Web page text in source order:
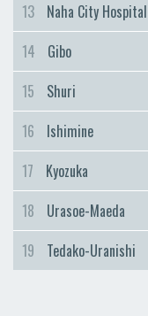
13
Naha City Hospital
14
Gibo
15
Shuri
16
Ishimine
17
Kyozuka
18
Urasoe-Maeda
19
Tedako-Uranishi